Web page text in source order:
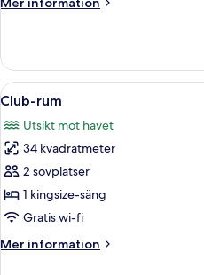
Öppna
alla
foton
för
Club-
rum
6
Club-rum
Utsikt mot havet
34 kvadratmeter
2 sovplatser
1 kingsize-säng
Gratis wi-fi
Mer information
Mer